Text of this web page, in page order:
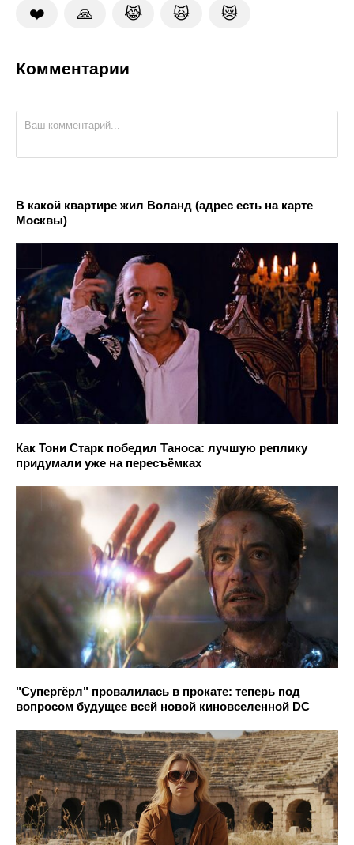
❤️ 🙏 😹 🙀 😿
Комментарии
В какой квартире жил Воланд (адрес есть на карте
Москвы)
Как Тони Старк победил Таноса: лучшую реплику
придумали уже на пересъёмках
"Супергёрл" провалилась в прокате: теперь под
вопросом будущее всей новой киновселенной DC